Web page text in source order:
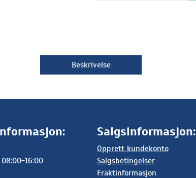
Beskrivelse
16:00
Salgsinformasjon:
Opprett kundekonto
Salgsbetingelser
Fraktinformasjon